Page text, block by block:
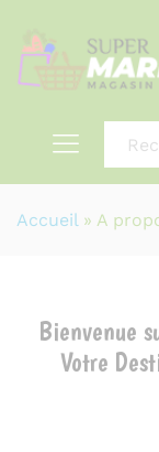
Accueil» A
Bienvenue
Votre